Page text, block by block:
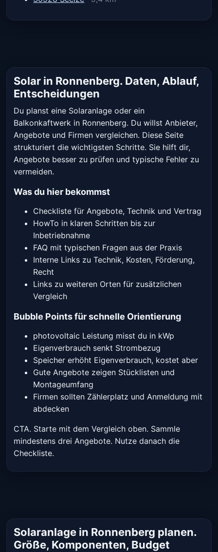
Solar in Ronnenberg. Daten, Ablauf,
Entscheidungen
Du planst eine Solaranlage oder ein
Balkonkaftwerk in Ronnenberg. Du willst Anbieter,
Angebote und Firmen vergleichen. Diese Seite
strukturiert die wichtigsten Schritte. Sie hilft dir,
Angebote besser zu prüfen und typische Fehler zu
vermeiden.
Was du hier bekommst
Checkliste für Angebote, Technik und Vertrag
HowTo in klaren Schritten bis zur
Inbetriebnahme
FAQ mit typischen Fragen aus der Praxis
Interne Links zu Technik, Kosten, Förderung,
Recht
Links zu weiteren Orten für zusätzlichen
Vergleich
Bubble Points für schnelle Orientierung
photovoltaic Leistung misst du in kWp
Eigenverbrauch senkt Strombezug
Speicher erhöht Eigenverbrauch, kostet aber
Gute Angebote zeigen Stücklisten und
Montageumfang
Firmen sollten Zählerplatz und Anmeldung mit
abdecken
CTA. Starte mit dem Vergleich oben. Sammle
mindestens drei Angebote. Nutze danach die
Checkliste.
Solaranlage in Ronnenberg planen.
Größe, Komponenten, Budget